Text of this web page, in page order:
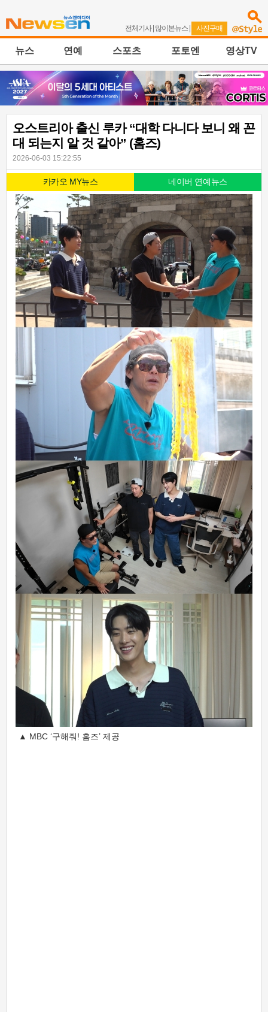
전체기사| 많이본뉴스 | 사진구매
뉴스 연예 스포츠 포토엔 영상TV
오스트리아 출신 루카 “대학 다니다 보니 왜 꼰
대 되는지 알 것 같아” (홈즈)
2026-06-03 15:22:55
카카오 MY뉴스 네이버 연예뉴스
▲ MBC ‘구해줘! 홈즈’ 제공